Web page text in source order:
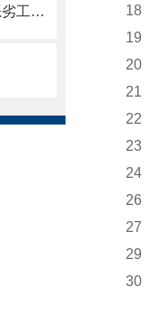
VEGA 料位计在露天矿场实现恶劣工况下的精准测量
18
19
20
21
22
23
24
26
27
29
30